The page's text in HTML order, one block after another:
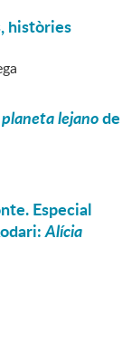
històries
lejanode
Especial
Alícia